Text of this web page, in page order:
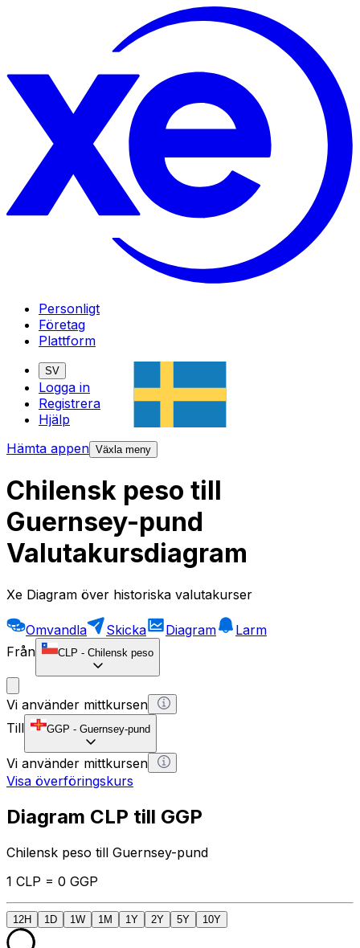
Personligt
Företag
Plattform
SV
Logga in
Registrera
Hjälp
Hämta appen Växla meny
Chilensk peso till
Guernsey-pund
Valutakursdiagram
Xe Diagram över historiska valutakurser
Omvandla Skicka Diagram
Larm
Från
CLP - Chilensk peso
Vi använder mittkursen
Till
GGP - Guernsey-pund
Vi använder mittkursen
Visa överföringskurs
Diagram CLP till GGP
Chilensk peso till Guernsey-pund
1 CLP = 0 GGP
12H 1D 1W 1M 1Y 2Y 5Y 10Y